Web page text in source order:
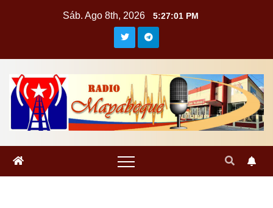
Sáb. Ago 8th, 2026 5:27:02 PM